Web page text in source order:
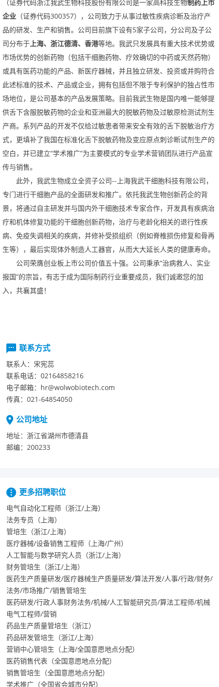
（证券代码浙江我武生物科技股份有限公司是一家高科技生物制药上市
企业 （证券代码300357），公司致力于从事过敏性疾病诊断及治疗产
品的研发、生产和销售。公司目前旗下设有5家子公司，分公司及子公
司分布于上海、浙江德清、香港等地。我武只发展具有重大技术优势或
市场优势的创新药物（包括干细胞药物、疗效确切的中药或天然药物）
或具有医药功能的产品、新医疗器械，并且独立研发、投资或并购符合
此述标准的技术、产品或企业，拥有包括但不限于专利保护的独占性市
场地位，是公司基本的产品发展策略。目前我武生物是国内唯一能够提
供舌下含服脱敏药物的企业和亚洲最大的脱敏药物及过敏原检测试剂生
产商。系列产品的开发不仅给过敏患者带来安全有效的舌下脱敏治疗方
式，更填补了我国在标准化舌下脱敏药物及变应原点刺诊断试剂生产的
空白，并已建立“学术推广”为主要模式的专业学术营销团队进行产品宣
传与销售。
此外，我武生物成立全资子公司--上海我武干细胞科技有限公司，
专门进行干细胞产品的全面研发和推广。依托我武生物创新药企的背
景，将通过自主研发并与国内外干细胞技术专家合作，开发具有疾病治
疗和机体修复功能的干细胞创新药物，治疗与老龄化相关的退行性疾
病、免疫失调相关的疾病，并修补受损组织（例如脊椎损伤修复和骨再
生等），最后实现体外制造人工器官，从而大大延长人类的健康寿命。
公司荣膺创业板上市公司价值五十强。公司秉承“治病救人、实业
报国”的宗旨，有志于成为国际制药行业重要成员，我们诚邀您的加
入，共襄其盛！
联系方式
联系人： 宋宪蕊
联系电话： 02164858216
电子邮箱： hr@wolwobiotech.com
传真： 021-64854050
公司地址
地址： 浙江省湖州市德清县
邮编： 200233
更多招聘职位
电气自动化工程师（浙江/上海）
法务专员（上海）
管培生（浙江/上海）
医疗器械/设备销售工程师（上海/广州）
人工智能与数学研究人员（浙江/上海）
财务管培生（浙江/上海）
医药生产质量研发/医疗器械生产质量研发/算法开发/人事/行政/财务/
法务/市场推广/销售管培生
医药研发/行政人事财务法务/机械/人工智能研究员/算法工程师/机械
电气工程师/营销
药品生产质量管培生（浙江）
药品研发管培生（浙江/上海）
营销中心管培生（上海/全国意愿地点分配）
医药销售代表（全国意愿地点分配）
销售管培生（全国意愿地点分配）
学术推广（全国省会城市分配）